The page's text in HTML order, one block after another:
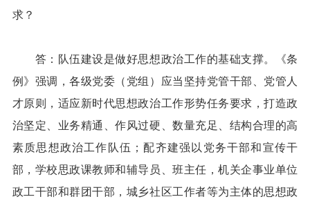
求？
答：队伍建设是做好思想政治工作的基础支撑。《条
例》强调，各级党委（党组）应当坚持党管干部、党管人
才原则，适应新时代思想政治工作形势任务要求，打造政
治坚定、业务精通、作风过硬、数量充足、结构合理的高
素质思想政治工作队伍；配齐建强以党务干部和宣传干
部，学校思政课教师和辅导员、班主任，机关企事业单位
政工干部和群团干部，城乡社区工作者等为主体的思想政